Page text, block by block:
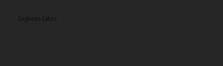
Coghinas Calcio